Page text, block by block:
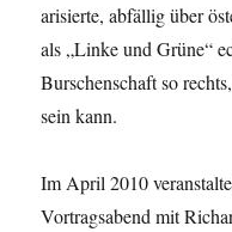
arisierte, abfällig über
als „Linke und Grüne“
Burschenschaft so
sein kann.
Im April 2010
Vortragsabend mit